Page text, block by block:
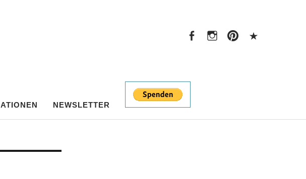
NEWSLETTER